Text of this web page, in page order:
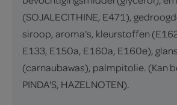
(SOJALECITHINE, E471),
siroop, aroma's, kleurstoffen
E133, E150a, E160a, E160e),
(carnaubawas), palmpitolie. (Kan
PINDA'S, HAZELNOTEN).